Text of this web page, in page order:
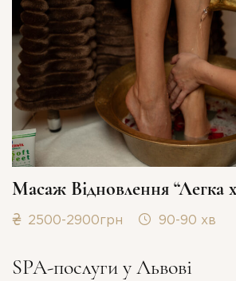
Масаж Відновлення “Легка
2500-2900грн 90-90 хв
SPA-послуги у Львові